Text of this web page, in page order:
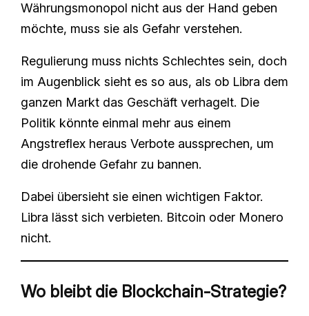
Währungsmonopol nicht aus der Hand geben
möchte, muss sie als Gefahr verstehen.
Regulierung muss nichts Schlechtes sein, doch
im Augenblick sieht es so aus, als ob Libra dem
ganzen Markt das Geschäft verhagelt. Die
Politik könnte einmal mehr aus einem
Angstreflex heraus Verbote aussprechen, um
die drohende Gefahr zu bannen.
Dabei übersieht sie einen wichtigen Faktor.
Libra lässt sich verbieten. Bitcoin oder Monero
nicht.
Wo bleibt die Blockchain-Strategie?